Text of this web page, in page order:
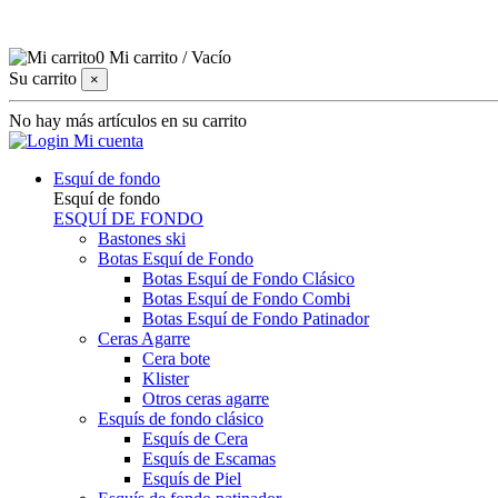
0 Mi carrito /Vacío
Su carrito
×
No hay más artículos en su carrito
Mi cuenta
Esquí de fondo
Esquí de fondo
ESQUÍ DE FONDO
Bastones ski
Botas Esquí de Fondo
Botas Esquí de Fondo Clásico
Botas Esquí de Fondo Combi
Botas Esquí de Fondo Patinador
Ceras Agarre
Cera bote
Klister
Otros ceras agarre
Esquís de fondo clásico
Esquís de Cera
Esquís de Escamas
Esquís de Piel